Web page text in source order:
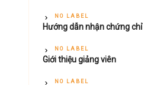
NO LABEL
Hướng dẫn nhận chứng chỉ
NO LABEL
Giới thiệu giảng viên
NO LABEL